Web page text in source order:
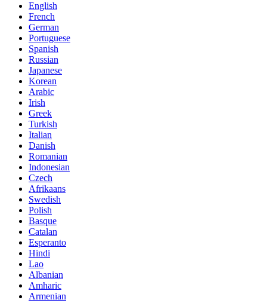
English
French
German
Portuguese
Spanish
Russian
Japanese
Korean
Arabic
Irish
Greek
Turkish
Italian
Danish
Romanian
Indonesian
Czech
Afrikaans
Swedish
Polish
Basque
Catalan
Esperanto
Hindi
Lao
Albanian
Amharic
Armenian